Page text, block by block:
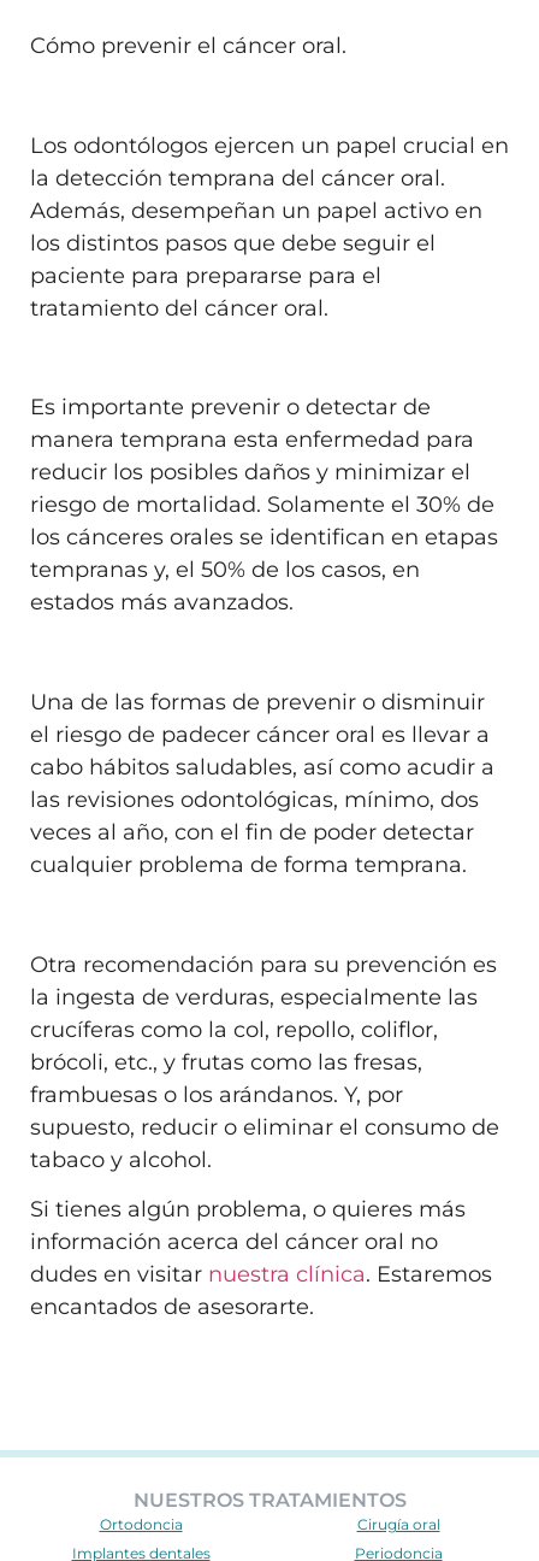
Cómo prevenir el cáncer oral.
Los odontólogos ejercen un papel crucial en
la detección temprana del cáncer oral.
Además, desempeñan un papel activo en
los distintos pasos que debe seguir el
paciente para prepararse para el
tratamiento del cáncer oral.
Es importante prevenir o detectar de
manera temprana esta enfermedad para
reducir los posibles daños y minimizar el
riesgo de mortalidad. Solamente el 30% de
los cánceres orales se identifican en etapas
tempranas y, el 50% de los casos, en
estados más avanzados.
Una de las formas de prevenir o disminuir
el riesgo de padecer cáncer oral es llevar a
cabo hábitos saludables, así como acudir a
las revisiones odontológicas, mínimo, dos
veces al año, con el fin de poder detectar
cualquier problema de forma temprana.
Otra recomendación para su prevención es
la ingesta de verduras, especialmente las
crucíferas como la col, repollo, coliflor,
brócoli, etc., y frutas como las fresas,
frambuesas o los arándanos. Y, por
supuesto, reducir o eliminar el consumo de
tabaco y alcohol.
Si tienes algún problema, o quieres más
información acerca del cáncer oral no
dudes en visitar nuestra clínica. Estaremos
encantados de asesorarte.
NUESTROS TRATAMIENTOS
Ortodoncia
Implantes dentales
Cirugía oral
Periodoncia